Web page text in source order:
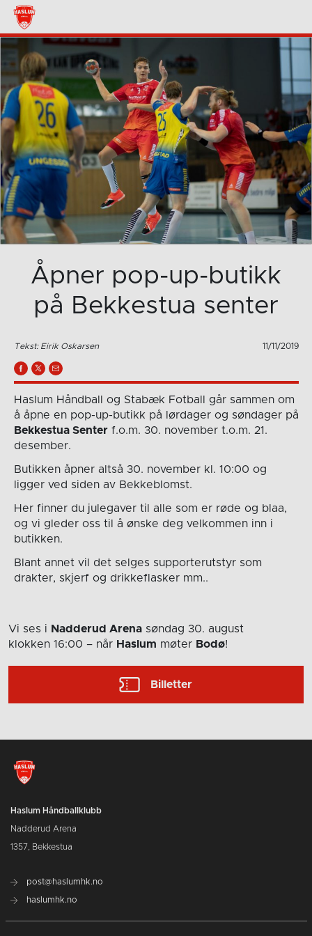
Åpner pop-up-butikk
på Bekkestua senter
Tekst: Eirik Oskarsen 11/11/2019
Haslum Håndball og Stabæk Fotball går sammen om
å åpne en pop-up-butikk på lørdager og søndager på
Bekkestua Senterf.o.m. 30. november t.o.m. 21.
desember.
Butikken åpner altså 30. november kl. 10:00 og
ligger ved siden av Bekkeblomst.
Her finner du julegaver til alle som er røde og blaa,
og vi gleder oss til å ønske deg velkommen inn i
butikken.
Blant annet vil det selges supporterutstyr som
drakter, skjerf og drikkeflasker mm..
Vi ses i Nadderud Arena søndag 30. august
klokken 16:00 – når Haslum møter Bodø!
Billetter
Haslum Håndballklubb
Nadderud Arena
1357, Bekkestua
post@haslumhk.no
haslumhk.no